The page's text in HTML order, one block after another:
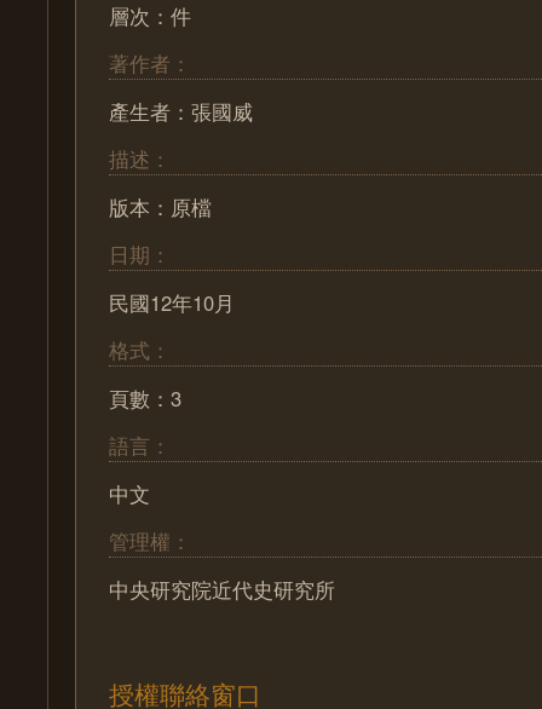
層次：件
著作者：
產生者：張國威
描述：
版本：原檔
日期：
民國12年10月
格式：
頁數：3
語言：
中文
管理權：
中央研究院近代史研究所
授權聯絡窗口